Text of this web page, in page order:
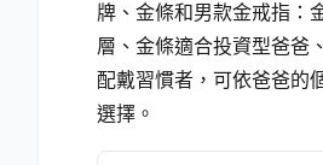
牌、金條和男款金戒指：
層、金條適合投資型爸爸
配戴習慣者，可依爸爸的
選擇。